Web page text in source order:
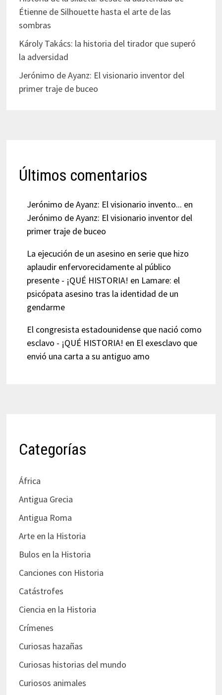
Étienne de Silhouette hasta el arte de las
sombras
Károly Takács: la historia del tirador que superó
la adversidad
Jerónimo de Ayanz: El visionario inventor del
primer traje de buceo
Últimos comentarios
Jerónimo de Ayanz: El visionario invento... en
Jerónimo de Ayanz: El visionario inventor del
primer traje de buceo
La ejecución de un asesino en serie que hizo
aplaudir enfervorecidamente al público
presente - ¡QUÉ HISTORIA! en Lamare: el
psicópata asesino tras la identidad de un
gendarme
El congresista estadounidense que nació como
esclavo - ¡QUÉ HISTORIA! en El exesclavo que
envió una carta a su antiguo amo
Categorías
África
Antigua Grecia
Antigua Roma
Arte en la Historia
Bulos en la Historia
Canciones con Historia
Catástrofes
Ciencia en la Historia
Crímenes
Curiosas hazañas
Curiosas historias del mundo
Curiosos animales